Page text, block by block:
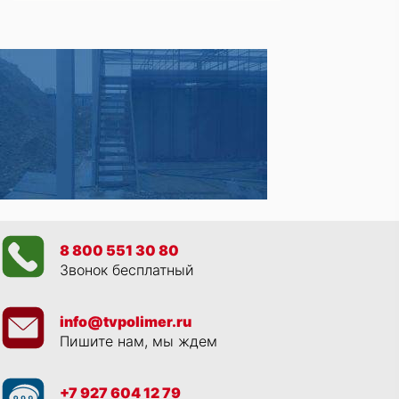
8 800 551 30 80
Звонок бесплатный
info@tvpolimer.ru
Пишите нам, мы ждем
+7 927 604 12 79